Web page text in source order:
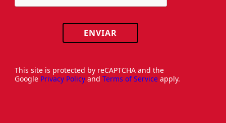
ENVIAR
This site is protected by reCAPTCHA and the
Google Privacy Policy and Terms of Service apply.